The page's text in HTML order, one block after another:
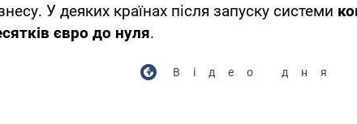
У деяких країнах після запуску системи
євро до нуля.
Відео дня